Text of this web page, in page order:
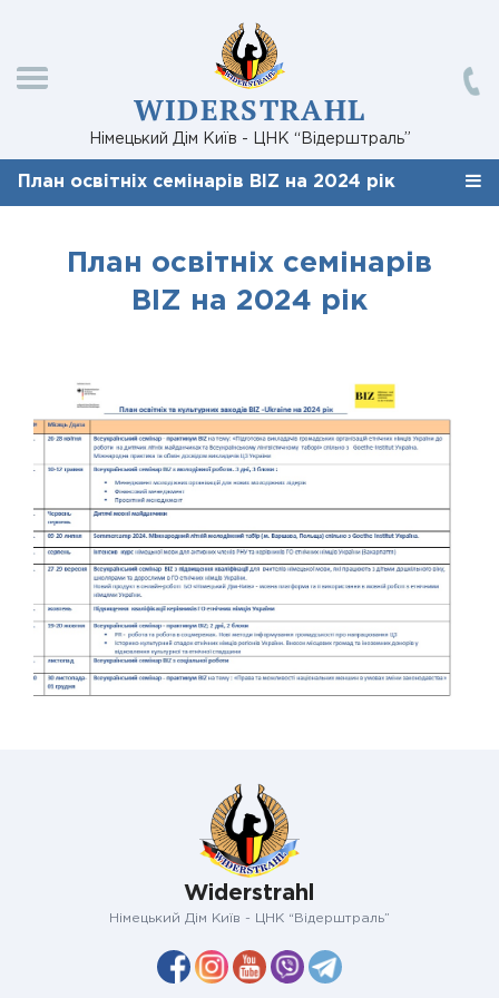
WIDERSTRAHL
Німецький Дім Київ - ЦНК “Відерштраль”
План освітніх семінарів BIZ на 2024 рік
План освітніх семінарів
BIZ на 2024 рік
Widerstrahl
Німецький Дім Київ - ЦНК “Відерштраль”